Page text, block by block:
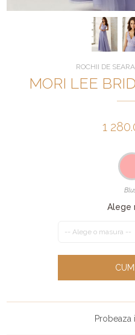
ROCHII DE SEARA
MORI LEE
1
Alege
Probeaza